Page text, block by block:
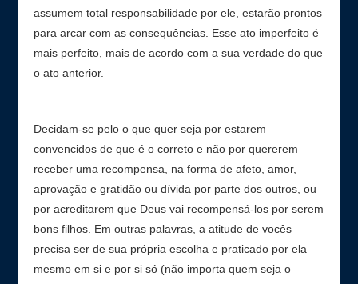
assumem total responsabilidade por ele, estarão prontos
para arcar com as consequências. Esse ato imperfeito é
mais perfeito, mais de acordo com a sua verdade do que
o ato anterior.
Decidam-se pelo o que quer seja por estarem
convencidos de que é o correto e não por quererem
receber uma recompensa, na forma de afeto, amor,
aprovação e gratidão ou dívida por parte dos outros, ou
por acreditarem que Deus vai recompensá-los por serem
bons filhos. Em outras palavras, a atitude de vocês
precisa ser de sua própria escolha e praticado por ela
mesmo em si e por si só (não importa quem seja o